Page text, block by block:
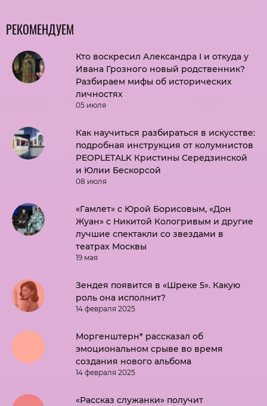
РЕКОМЕНДУЕМ
Кто воскресил Александра I и откуда у
Ивана Грозного новый родственник?
Разбираем мифы об исторических
личностях
05 июля
Как научиться разбираться в искусстве:
подробная инструкция от колумнистов
PEOPLETALK Кристины Середзинской
и Юлии Бескорсой
08 июля
«Гамлет» с Юрой Борисовым, «Дон
Жуан» с Никитой Кологривым и другие
лучшие спектакли со звездами в
театрах Москвы
19 мая
Зендея появится в «Шреке 5». Какую
роль она исполнит?
14 февраля 2025
Моргенштерн* рассказал об
эмоциональном срыве во время
создания нового альбома
14 февраля 2025
«Рассказ служанки» получит